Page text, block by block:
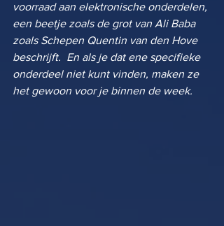
voorraad aan elektronische onderdelen,
een beetje zoals de grot van Ali Baba
zoals Schepen Quentin van den Hove
beschrijft.  En als je dat ene specifieke
onderdeel niet kunt vinden, maken ze
het gewoon voor je binnen de week.